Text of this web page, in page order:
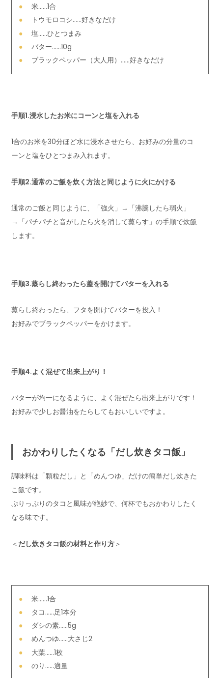
米……1合
トウモロコシ……好きなだけ
塩……ひとつまみ
バター……10g
ブラックペッパー（大人用）……好きなだけ
手順1.浸水したお米にコーンと塩を入れる
1合のお米を30分ほど水に浸水させたら、お好みの分量のコ
ーンと塩をひとつまみ入れます。
手順2.通常のご飯を炊く方法と同じように火にかける
通常のご飯と同じように、「強火」→「沸騰したら弱火」
→「パチパチと音がしたら火を消して蒸らす」の手順で炊飯
します。
手順3.蒸らし終わったら蓋を開けてバターを入れる
蒸らし終わったら、フタを開けてバターを投入！
お好みでブラックペッパーをかけます。
手順4.よく混ぜて出来上がり！
バターが均一になるように、よく混ぜたら出来上がりです！
お好みで少しお醤油をたらしてもおいしいですよ。
おかわりしたくなる「だし炊きタコ飯」
調味料は「顆粒だし」と「めんつゆ」だけの簡単だし炊きた
こ飯です。
ぷりっぷりのタコと風味が絶妙で、何杯でもおかわりしたく
なる味です。
＜ だし炊きタコ飯の材料と作り方＞
米……1合
タコ……足1本分
ダシの素……5g
めんつゆ……大さじ2
大葉……1枚
のり……適量